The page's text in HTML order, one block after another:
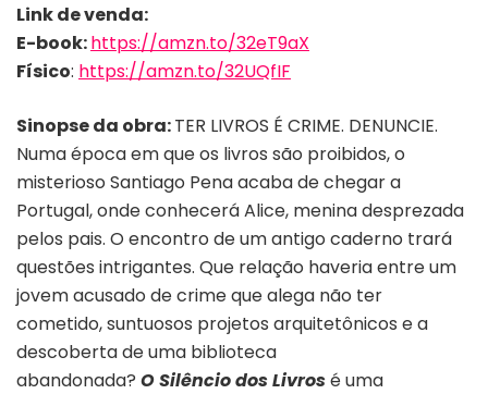
Link de venda:
E-book:https://amzn.to/32eT9aX
Físico: https://amzn.to/32UQfIF
Sinopse da obra:TER LIVROS É CRIME. DENUNCIE.
Numa época em que os livros são proibidos, o
misterioso Santiago Pena acaba de chegar a
Portugal, onde conhecerá Alice, menina desprezada
pelos pais. O encontro de um antigo caderno trará
questões intrigantes. Que relação haveria entre um
jovem acusado de crime que alega não ter
cometido, suntuosos projetos arquitetônicos e a
descoberta de uma biblioteca
abandonada? OSilêncio dos Livrosé uma